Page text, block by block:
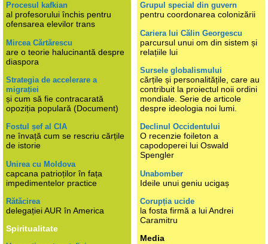
Procesul kafkian
al profesorului închis pentru
ofensarea elevilor trans
Mircea Cărtărescu
are o teorie halucinantă despre
diaspora
Strategia de accelerare a
migrației
și cum să fie contracarată
opoziția populară (Document)
Fostul șef al CIA
ne învață cum se rescriu cărțile
de istorie
Unirea cu Moldova
capcana patrioților în fața
impedimentelor practice
Rătăcirea
delegației AUR în America
Spiritualitate
Grupul special din guvern
pentru coordonarea colonizării
Cariera lui Călin Georgescu
parcursul unui om din sistem și
relațiile lui
Sursele globalismului
cărțile și personalitățile, care au
contribuit la proiectul noii ordini
mondiale. Serie de articole
despre ideologia noi lumi.
Declinul Occidentului
O recenzie foileton a
capodoperei lui Oswald
Spengler
Unabomber
Ideile unui geniu ucigaș
Corupția ucide
la fosta firmă a lui Andrei
Caramitru
Media